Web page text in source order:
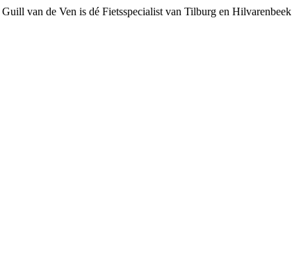
Guill van de Ven is dé Fietsspecialist van Tilburg en Hilvarenbeek